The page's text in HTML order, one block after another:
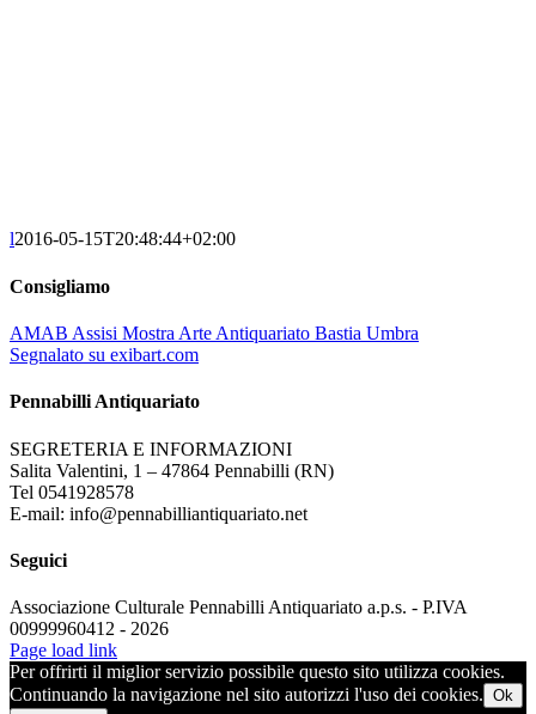
l2016-05-15T20:48:44+02:00
Consigliamo
AMAB Assisi Mostra Arte Antiquariato Bastia Umbra
Segnalato su exibart.com
Pennabilli Antiquariato
SEGRETERIA E INFORMAZIONI
Salita Valentini, 1 – 47864 Pennabilli (RN)
Tel 0541928578
E-mail: info@pennabilliantiquariato.net
Seguici
Associazione Culturale Pennabilli Antiquariato a.p.s. - P.IVA
00999960412 - 2026
Page load link
Per offrirti il miglior servizio possibile questo sito utilizza cookies.
Continuando la navigazione nel sito autorizzi l'uso dei cookies. Ok